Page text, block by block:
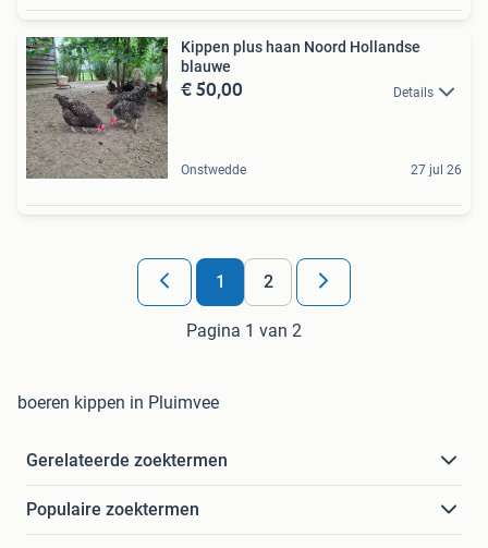
Kippen plus haan Noord Hollandse
blauwe
€ 50,00 Details
Onstwedde 27 jul 26
1 2
Pagina 1 van 2
boeren kippen in Pluimvee
Gerelateerde zoektermen
Populaire zoektermen